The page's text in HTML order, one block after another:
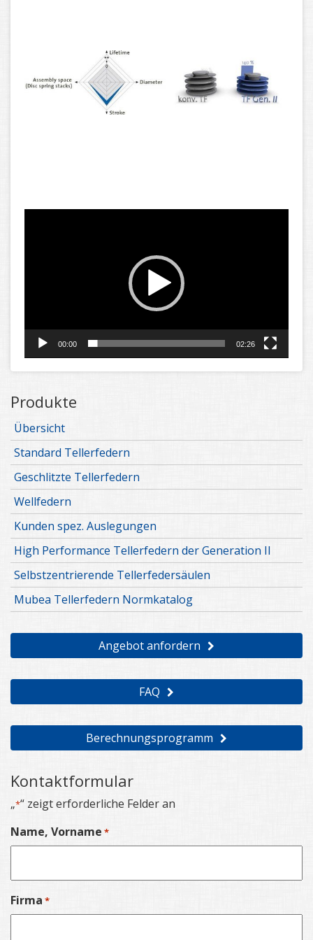
00:00 02:26
Produkte
Übersicht
Standard Tellerfedern
Geschlitzte Tellerfedern
Wellfedern
Kunden spez. Auslegungen
High Performance Tellerfedern der Generation II
Selbstzentrierende Tellerfedersäulen
Mubea Tellerfedern Normkatalog
Angebot anfordern
FAQ
Berechnungsprogramm
Kontaktformular
„*“ zeigt erforderliche Felder an
Name, Vorname *
Firma *